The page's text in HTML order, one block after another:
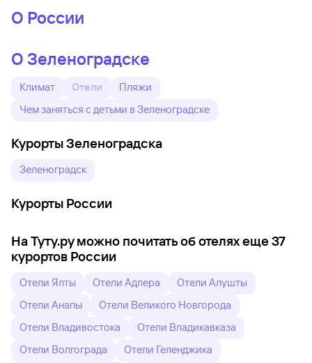
О России
О Зеленоградске
Климат Отели
Пляжи
Чем заняться с детьми в Зеленоградске
Курорты Зеленоградска
Зеленоградск
Курорты России
На Туту.ру можно почитать об отелях еще 37
курортов России
Отели Ялты Отели Адлера
Отели Алушты
Отели Анапы
Отели Великого Новгорода
Отели Владивостока
Отели Владикавказа
Отели Волгограда
Отели Геленджика